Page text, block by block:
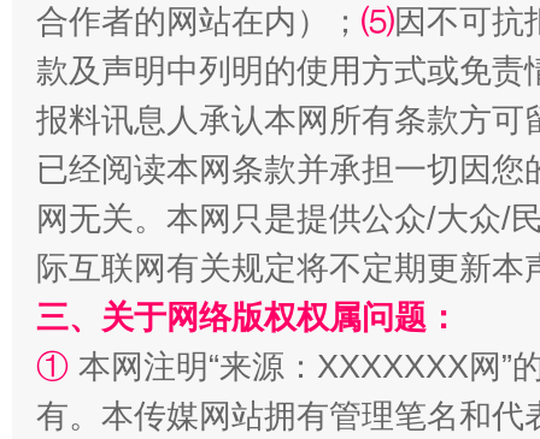
合作者的网站在内）； ⑸因不可抗
款及声明中列明的使用方式或免责
报料讯息人承认本网所有条款方
已经阅读本网条款并承担一切因
网无关。本网只是提供公众/大众/
际互联网有关规定将不定期更新本
三、关于网络版权权属问题：
① 本网注明“来源：XXXXXXX网”
有。本传媒网站拥有管理笔名和